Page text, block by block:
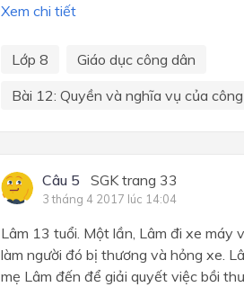
Xem chi tiết
Lớp 8
Giáo dục công dân
Bài 12: Quyền và nghĩa vụ của công
Câu 5 SGK trang 33
3 tháng 4 2017 lúc 14:04
Lâm 13 tuổi. Một lần, Lâm đi xe máy
làm người đó bị thương và hỏng xe.
mẹ Lâm đến để giải quyết việc bồi